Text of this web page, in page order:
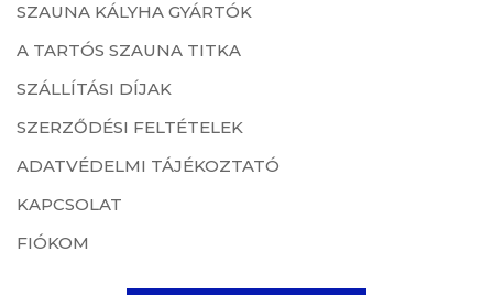
SZAUNA KÁLYHA GYÁRTÓK
A TARTÓS SZAUNA TITKA
SZÁLLÍTÁSI DÍJAK
SZERZŐDÉSI FELTÉTELEK
ADATVÉDELMI TÁJÉKOZTATÓ
KAPCSOLAT
FIÓKOM